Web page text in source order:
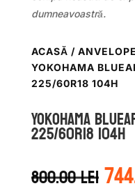
dumneavoastră.
ACASĂ / ANVELOPE
YOKOHAMA
225/60R18 104H
Yokohama
225/60R18 104H
800.00lei